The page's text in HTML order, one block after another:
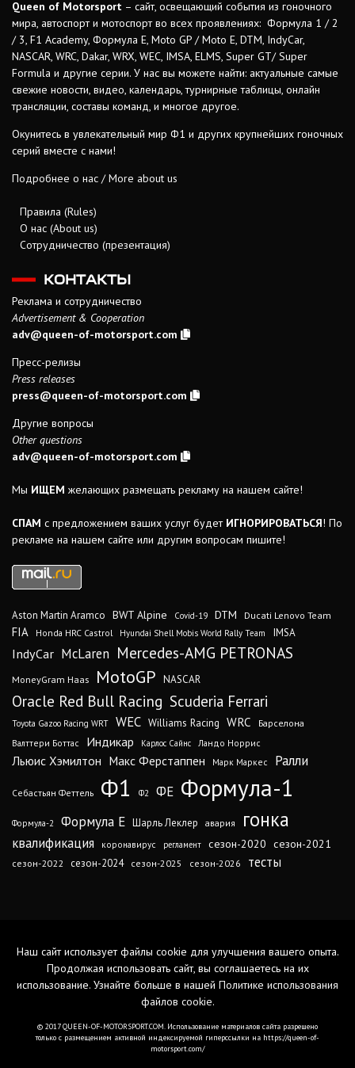
Queen of Motorsport – сайт, освещающий события из гоночного
мира, автоспорт и мотоспорт во всех проявлениях: Формула 1 / 2
/ 3, F1 Academy, Формула Е, Moto GP / Moto E, DTM, IndyCar,
NASCAR, WRC, Dakar, WRX, WEC, IMSA, ELMS, Super GT/ Super
Formula и другие серии. У нас вы можете найти: актуальные самые
свежие новости, видео, календарь, турнирные таблицы, онлайн
трансляции, составы команд, и многое другое.
Окунитесь в увлекательный мир Ф1 и других крупнейших гоночных
серий вместе с нами!
Подробнее о нас / More about us
Правила (Rules)
О нас (About us)
Сотрудничество (презентация)
КОНТАКТЫ
Реклама и сотрудничество
Advertisement & Cooperation
adv@queen-of-motorsport.com
Пресс-релизы
Press releases
press@queen-of-motorsport.com
Другие вопросы
Other questions
adv@queen-of-motorsport.com
Мы ИЩЕМ желающих размещать рекламу на нашем сайте!
СПАМ с предложением ваших услуг будет ИГНОРИРОВАТЬСЯ! По
рекламе на нашем сайте или другим вопросам пишите!
Aston Martin Aramco BWT Alpine Covid-19 DTM Ducati Lenovo Team
FIA Honda HRC Castrol Hyundai Shell Mobis World Rally Team IMSA
IndyCar McLaren Mercedes-AMG PETRONAS
MoneyGram Haas MotoGP NASCAR
Oracle Red Bull Racing Scuderia Ferrari
Toyota Gazoo Racing WRT WEC Williams Racing WRC
Барселона
Валттери Боттас
Индикар Карлос Сайнс Ландо Норрис
Льюис Хэмилтон Макс Ферстаппен Марк Маркес Ралли
Себастьян Феттель Ф1 Ф2 ФЕ Формула-1
Формула-2 Формула Е Шарль Леклер авария гонка
квалификация коронавирус регламент сезон-2020 сезон-2021
сезон-2022 сезон-2024 сезон-2025 сезон-2026 тесты
Наш сайт использует файлы cookie для улучшения вашего опыта.
Продолжая использовать сайт, вы соглашаетесь на их
использование. Узнайте больше в нашей Политике использования
файлов cookie.
© 2017 QUEEN-OF-MOTORSPORT.COM. Использование материалов сайта разрешено
только с размещением активной индексируемой гиперссылки на https://queen-of-
motorsport.com/